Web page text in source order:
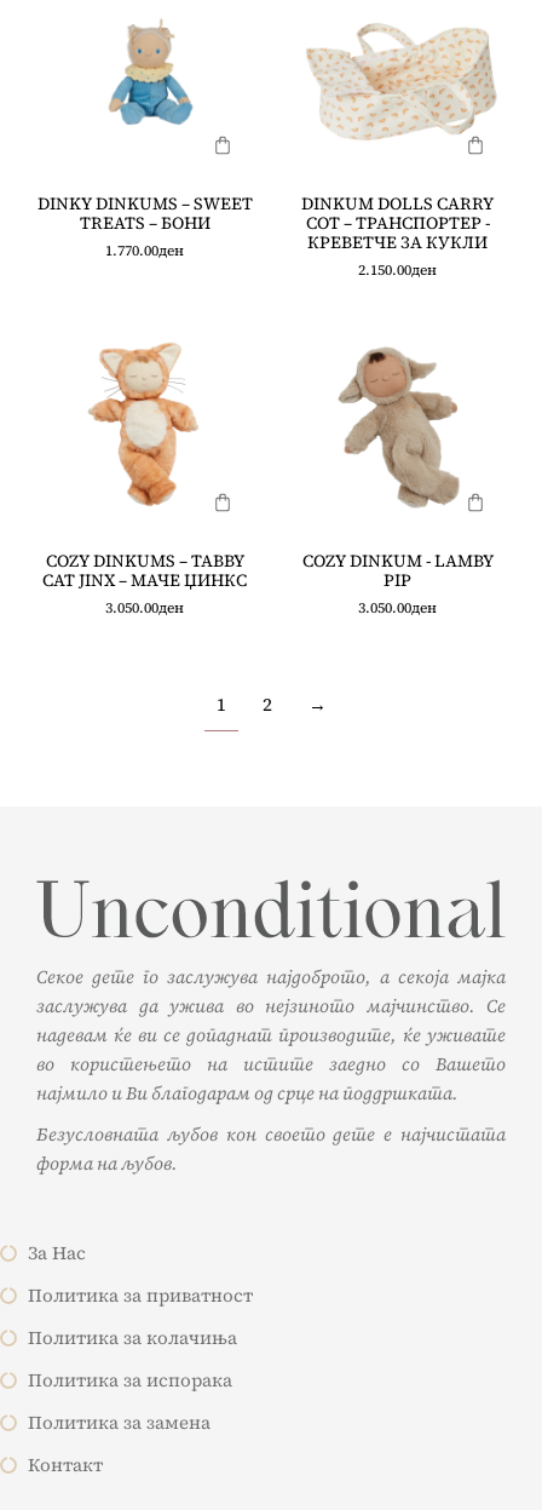
DINKY DINKUMS – SWEET
TREATS – БОНИ
1.770.00ден
DINKUM DOLLS CARRY
COT – ТРАНСПОРТЕР -
КРЕВЕТЧЕ ЗА КУКЛИ
2.150.00ден
COZY DINKUMS – TABBY
CAT JINX – МАЧЕ ЏИНКС
3.050.00ден
COZY DINKUM - LAMBY
PIP
3.050.00ден
1 2 →
Секое дете го заслужува најдоброто, а секоја мајка
заслужува да ужива во нејзиното мајчинство. Се
надевам ќе ви се допаднат производите, ќе уживате
во користењето на истите заедно со Вашето
најмило и Ви благодарам од срце на поддршката.
Безусловната љубов кон своето дете е најчистата
форма на љубов.
За Нас
Политика за приватност
Политика за колачиња
Политика за испорака
Политика за замена
Контакт